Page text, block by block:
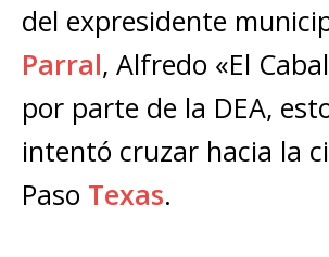
A
p
p
b
o
o
k
n
g
e
r
r Li
n
k
p
ar
ti
r
del expresidente
Parral, Alfredo «El
por parte de la DEA,
intentó cruzar hacia la
Paso Texas.